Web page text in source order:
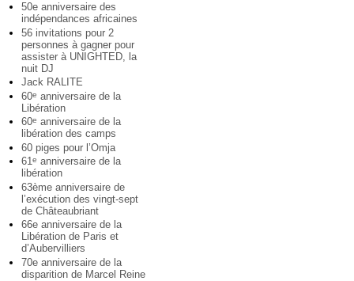
50e anniversaire des
indépendances africaines
56 invitations pour 2
personnes à gagner pour
assister à UNIGHTED, la
nuit DJ
Jack RALITE
60e anniversaire de la
Libération
60e anniversaire de la
libération des camps
60 piges pour l’Omja
61e anniversaire de la
libération
63ème anniversaire de
l’exécution des vingt-sept
de Châteaubriant
66e anniversaire de la
Libération de Paris et
d’Aubervilliers
70e anniversaire de la
disparition de Marcel Reine